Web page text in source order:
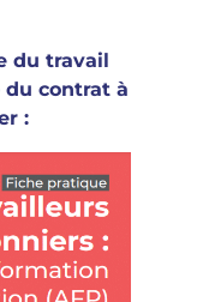
du travail
contrat à
: